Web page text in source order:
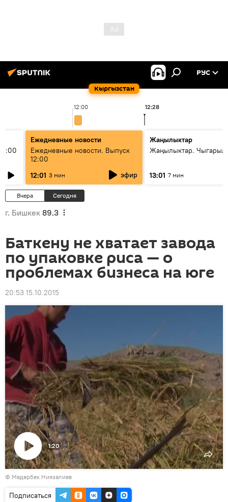
Кыргызстан
РУС
12:00 12:28
Ежедневные новости
Ежедневные новости. Выпуск
12:00
12:01 3 мин эфир
Жаңылыктар
Жаңылыктар.
13:01 7 мин
Вчера Сегодня
г. Бишкек 89.3
Баткену не хватает завода
по упаковке риса — о
проблемах бизнеса на юге
20:53 15.10.2015
Воспроизвести
видео
1:20
© Медербек Ниязалиев
Подписаться